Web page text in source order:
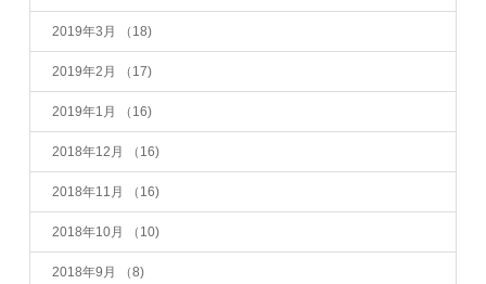
2019年3月 （18)
2019年2月 （17)
2019年1月 （16)
2018年12月 （16)
2018年11月 （16)
2018年10月 （10)
2018年9月 （8)